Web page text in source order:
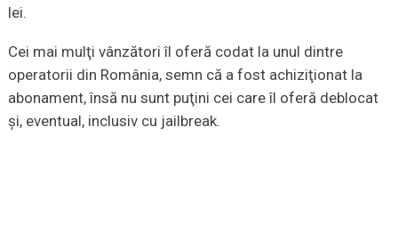
lei.
Cei mai mulţi vânzători îl oferă codat la unul dintre
operatorii din România, semn că a fost achiziţionat la
abonament, însă nu sunt puţini cei care îl oferă deblocat
şi, eventual, inclusiv cu jailbreak.